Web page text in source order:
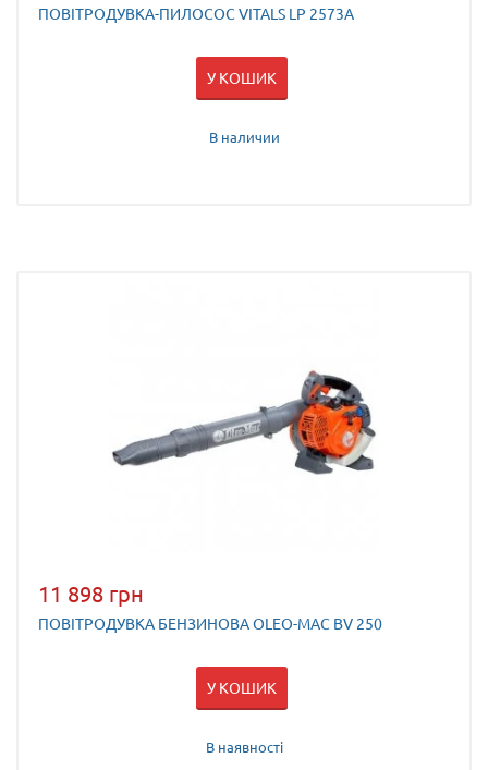
ПОВІТРОДУВКА-ПИЛОСОС VITALS LP 2573A
У КОШИК
В наличии
11 898 грн
ПОВІТРОДУВКА БЕНЗИНОВА OLEO-MAC BV 250
У КОШИК
В наявності